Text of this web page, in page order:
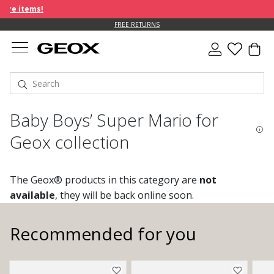
items!
FREE RETURNS
Baby Boys’ Super Mario for
Geox collection
The Geox® products in this category are not
available, they will be back online soon.
Recommended for you